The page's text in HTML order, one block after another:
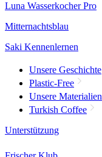
Luna Wasserkocher Pro
Mitternachtsblau
Saki Kennenlernen
Unsere Geschichte
Plastic-Free
Unsere Materialien
Turkish Coffee
Unterstützung